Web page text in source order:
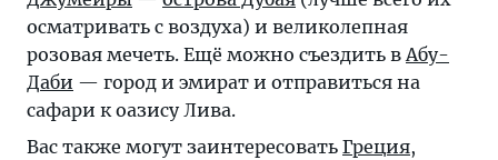
осматривать с воздуха) и великолепная
розовая мечеть. Ещё можно съездить вАбу-
Даби — город и эмират и отправиться на
сафари к оазису Лива.
Вас также могут заинтересовать Греция,